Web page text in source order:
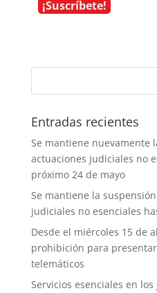
Entradas recientes
Se mantiene nuevamente
actuaciones judiciales no
próximo 24 de mayo
Se mantiene la
judiciales no esenciales
Desde el miércoles 15 de
prohibición para
telemáticos
Servicios esenciales en